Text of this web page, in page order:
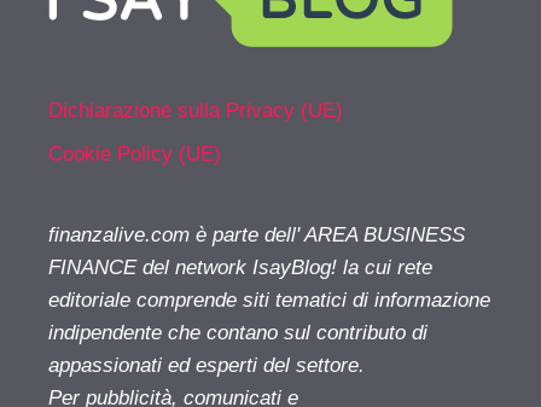
Dichiarazione sulla Privacy (UE)
Cookie Policy (UE)
finanzalive.com è parte dell' AREA BUSINESS
FINANCE del network IsayBlog! la cui rete
editoriale comprende siti tematici di informazione
indipendente che contano sul contributo di
appassionati ed esperti del settore.
Per pubblicità, comunicati e